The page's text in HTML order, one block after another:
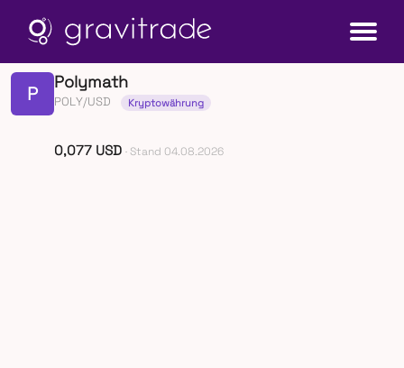
P
Polymath
POLY/USD Kryptowährung
0,077 USD · Stand 04.08.2026